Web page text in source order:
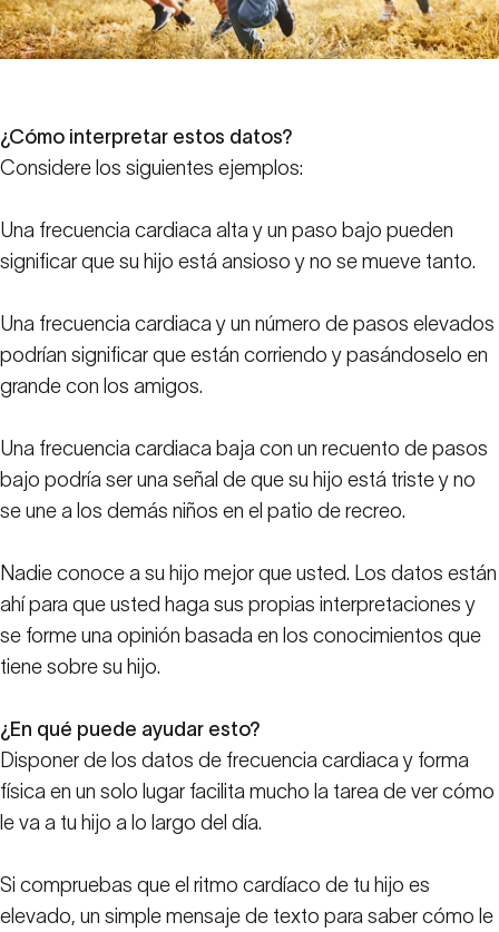
¿Cómo interpretar estos datos?
Considere los siguientes ejemplos:
Una frecuencia cardiaca alta y un paso bajo pueden
significar que su hijo está ansioso y no se mueve tanto.
Una frecuencia cardiaca y un número de pasos elevados
podrían significar que están corriendo y pasándoselo en
grande con los amigos.
Una frecuencia cardiaca baja con un recuento de pasos
bajo podría ser una señal de que su hijo está triste y no
se une a los demás niños en el patio de recreo.
Nadie conoce a su hijo mejor que usted. Los datos están
ahí para que usted haga sus propias interpretaciones y
se forme una opinión basada en los conocimientos que
tiene sobre su hijo.
¿En qué puede ayudar esto?
Disponer de los datos de frecuencia cardiaca y forma
física en un solo lugar facilita mucho la tarea de ver cómo
le va a tu hijo a lo largo del día.
Si compruebas que el ritmo cardíaco de tu hijo es
elevado, un simple mensaje de texto para saber cómo le